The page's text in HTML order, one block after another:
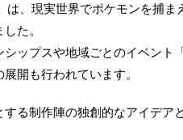
、現実世界でポケモンを捕ま
た。
ップスや地域ごとのイベント
開も行われています。
る制作陣の独創的なアイデア